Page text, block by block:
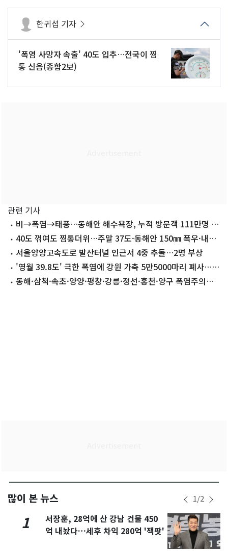
한귀섭 기자
'폭염 사망자 속출' 40도 입추…전국이 찜
통 신음(종합2보)
관련 기사
비→폭염→태풍…동해안 해수욕장, 누적 방문객 111만명 줄
었다40도 꺾여도 찜통더위…주말 37도·동해안 150㎜ 폭우·내륙
소나기
서울양양고속도로 발산터널 인근서 4중 추돌…2명 부상
'영월 39.8도' 극한 폭염에 강원 가축 5만5000마리 폐사…이
틀 만에 4배 폭증
동해·삼척·속초·양양·평창·강릉·정선·홍천·양구 폭염주의
많이 본 뉴스 1/2
1
서장훈, 28억에 산 강남 건물 450
억 내놨다…세후 차익 280억 '잭팟'